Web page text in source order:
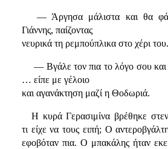
— Άργησα μάλιστα και θα
Γιάννης, παίζοντας
νευρικά τη ρεμπούπλικα στο χέρι του.
— Βγάλε τον πια το λόγο σου
… είπε με γέλοιο
και αγανάκτηση μαζί η Θοδωριά.
Η κυρά Γερασιμίνα βρέθηκε
τι είχε να τους ειπή; Ο
εφοβόταν πια. Ο μπακάλης ήταν